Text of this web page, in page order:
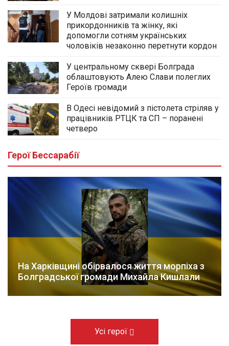
У Молдові затримали колишніх
прикордонників та жінку, які
допомогли сотням українських
чоловіків незаконно перетнути кордон
У центральному сквері Болграда
облаштовують Алею Слави полеглих
Героїв громади
В Одесі невідомий з пістолета стріляв у
працівників РТЦК та СП – поранені
четверо
Герої Бессарабії
На Харківщині обірвалося життя морпіха з
Болградської громади Михайла Кишлали
Усі герої